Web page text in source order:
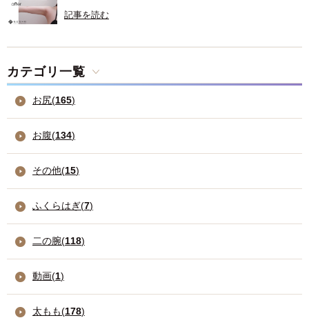
記事を読む
カテゴリ一覧
お尻(165)
お腹(134)
その他(15)
ふくらはぎ(7)
二の腕(118)
動画(1)
太もも(178)